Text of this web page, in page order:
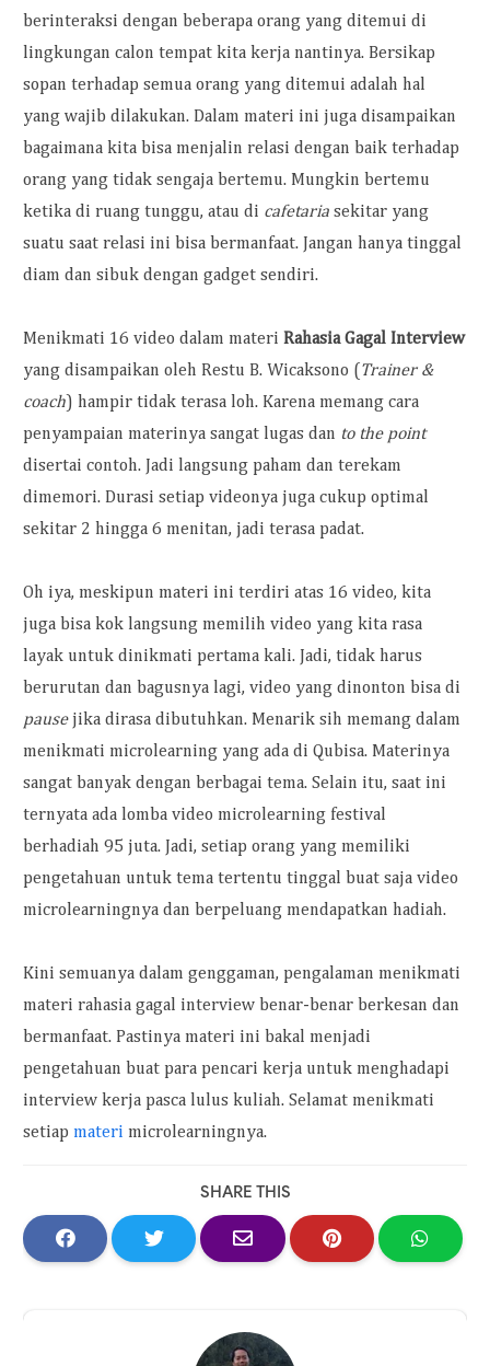
berinteraksi dengan beberapa orang yang ditemui di
lingkungan calon tempat kita kerja nantinya. Bersikap
sopan terhadap semua orang yang ditemui adalah hal
yang wajib dilakukan. Dalam materi ini juga disampaikan
bagaimana kita bisa menjalin relasi dengan baik terhadap
orang yang tidak sengaja bertemu. Mungkin bertemu
ketika di ruang tunggu, atau di cafetaria sekitar yang
suatu saat relasi ini bisa bermanfaat. Jangan hanya tinggal
diam dan sibuk dengan gadget sendiri.
Menikmati 16 video dalam materiRahasia Gagal Interview
yang disampaikan oleh Restu B. Wicaksono ( Trainer &
coach) hampir tidak terasa loh. Karena memang cara
penyampaian materinya sangat lugas dan to the point
disertai contoh. Jadi langsung paham dan terekam
dimemori. Durasi setiap videonya juga cukup optimal
sekitar 2 hingga 6 menitan, jadi terasa padat.
Oh iya, meskipun materi ini terdiri atas 16 video, kita
juga bisa kok langsung memilih video yang kita rasa
layak untuk dinikmati pertama kali. Jadi, tidak harus
berurutan dan bagusnya lagi, video yang dinonton bisa di
pausejika dirasa dibutuhkan. Menarik sih memang dalam
menikmati microlearning yang ada di Qubisa. Materinya
sangat banyak dengan berbagai tema. Selain itu, saat ini
ternyata ada lomba video microlearning festival
berhadiah 95 juta. Jadi, setiap orang yang memiliki
pengetahuan untuk tema tertentu tinggal buat saja video
microlearningnya dan berpeluang mendapatkan hadiah.
Kini semuanya dalam genggaman, pengalaman menikmati
materi rahasia gagal interview benar-benar berkesan dan
bermanfaat. Pastinya materi ini bakal menjadi
pengetahuan buat para pencari kerja untuk menghadapi
interview kerja pasca lulus kuliah. Selamat menikmati
setiapmaterimicrolearningnya.
SHARE THIS